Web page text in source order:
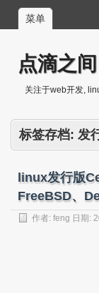
菜单
点滴之
关注于web开发,
标签存档: 发
linux发行版
FreeBSD、
作者: feng 日期: